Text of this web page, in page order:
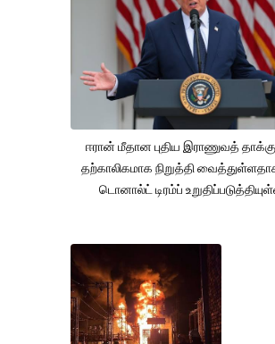
ஈரான் மீதான புதிய இராணுவத்
தற்காலிகமாக நிறுத்தி
டொனால்ட் டிரம்ப்